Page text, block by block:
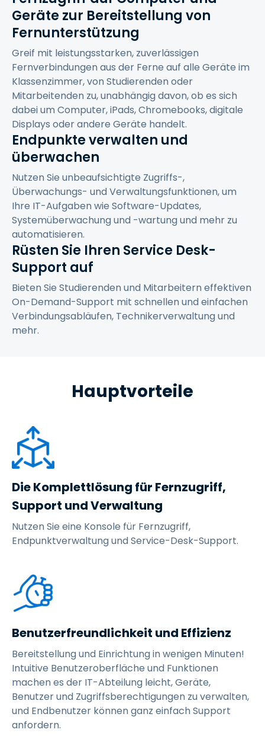
Geräte zur Bereitstellung von
Fernunterstützung
Greif mit leistungsstarken, zuverlässigen
Fernverbindungen aus der Ferne auf alle Geräte im
Klassenzimmer, von Studierenden oder
Mitarbeitenden zu, unabhängig davon, ob es sich
dabei um Computer, iPads, Chromebooks, digitale
Displays oder andere Geräte handelt.
Endpunkte verwalten und
überwachen
Nutzen Sie unbeaufsichtigte Zugriffs-,
Überwachungs- und Verwaltungsfunktionen, um
Ihre IT-Aufgaben wie Software-Updates,
Systemüberwachung und -wartung und mehr zu
automatisieren.
Rüsten Sie Ihren Service Desk-
Support auf
Bieten Sie Studierenden und Mitarbeitern effektiven
On-Demand-Support mit schnellen und einfachen
Verbindungsabläufen, Technikerverwaltung und
mehr.
Hauptvorteile
Die Komplettlösung für Fernzugriff,
Support und Verwaltung
Nutzen Sie eine Konsole für Fernzugriff,
Endpunktverwaltung und Service-Desk-Support.
Benutzerfreundlichkeit und Effizienz
Bereitstellung und Einrichtung in wenigen Minuten!
Intuitive Benutzeroberfläche und Funktionen
machen es der IT-Abteilung leicht, Geräte,
Benutzer und Zugriffsberechtigungen zu verwalten,
und Endbenutzer können ganz einfach Support
anfordern.